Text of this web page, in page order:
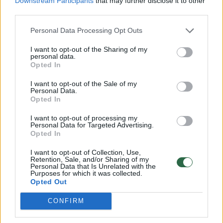
Personal Data Processing Opt Outs
I want to opt-out of the Sharing of my
personal data.
Opted In
I want to opt-out of the Sale of my
Personal Data.
Opted In
I want to opt-out of processing my
Personal Data for Targeted Advertising.
Opted In
I want to opt-out of Collection, Use,
Retention, Sale, and/or Sharing of my
Personal Data that Is Unrelated with the
Purposes for which it was collected.
Opted Out
CONFIRM
vidutinė benzino kaina buvo 1,755 Eur/l, arba
0,8 proc. mažesnė nei antradienį (balandžio
14 d.), kai vidurkis degalinėse siekė 1,770 Eur/l.
Mažiausia SND kaina antradienio rytą buvo
0,790 Eur/l – „Madalva“ degalinėje, esančioje
Tauragės r. savivaldybėje (Žygaičių k.).
Didžiausia SND kaina – „Cirkle K“ tinklo 20
degalinių, „Viada“ tinklo 41 degalinėje ir
„Šventosios investicijos“ degalinėje